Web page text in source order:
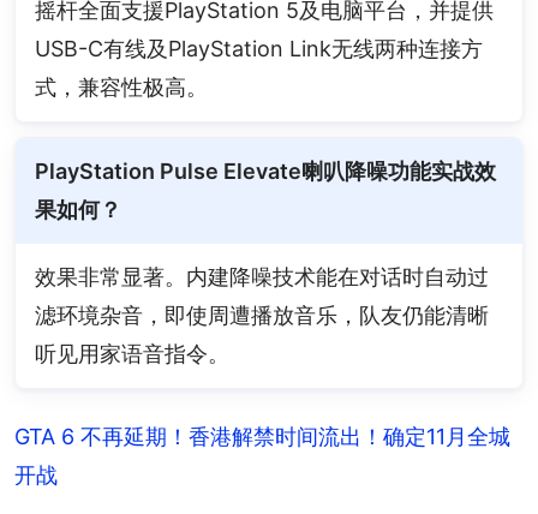
摇杆全面支援PlayStation 5及电脑平台，并提供
USB-C有线及PlayStation Link无线两种连接方
式，兼容性极高。
PlayStation Pulse Elevate喇叭降噪功能实战效
果如何？
效果非常显著。内建降噪技术能在对话时自动过
滤环境杂音，即使周遭播放音乐，队友仍能清晰
听见用家语音指令。
GTA 6 不再延期！香港解禁时间流出！确定11月全城
开战